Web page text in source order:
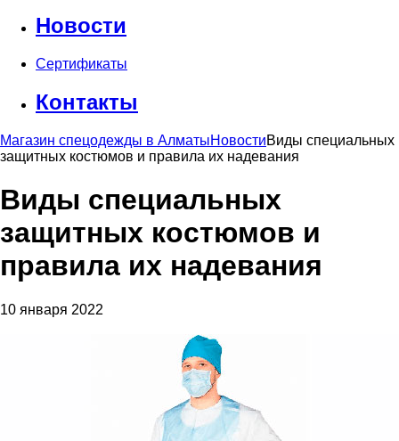
Новости
Сертификаты
Контакты
Магазин спецодежды в АлматыНовостиВиды специальных
защитных костюмов и правила их надевания
Виды специальных
защитных костюмов и
правила их надевания
10 января 2022